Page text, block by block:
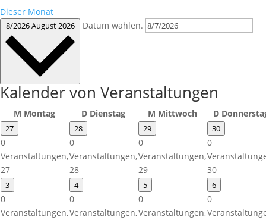
Dieser Monat
8/2026August 2026 Datum wählen.
Kalender von Veranstaltungen
M Montag D Dienstag M Mittwoch D
27
0
Veranstaltungen,
27
28
0
Veranstaltungen,
28
29
0
Veranstaltungen,
29
30
0
30
3
0
Veranstaltungen,
4
0
Veranstaltungen,
5
0
Veranstaltungen,
6
0